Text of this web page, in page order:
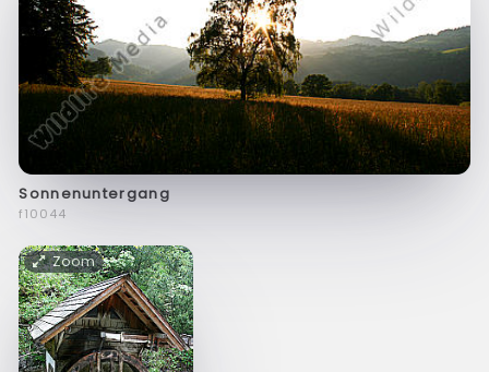
Sonnenuntergang
f10044
Zoom